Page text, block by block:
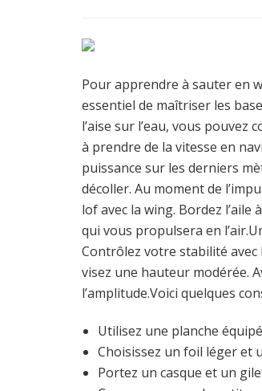
Pour apprendre à sauter en
essentiel de maîtriser les
l’aise sur l’eau, vous
à prendre de la vitesse en
puissance sur les derniers
décoller. Au moment de
lof avec la wing. Bordez
qui vous propulsera en
Contrôlez votre stabilité avec
visez une hauteur modérée.
l’amplitude.Voici quelques
Utilisez une planche
Choisissez un foil léger et
Portez un casque et un